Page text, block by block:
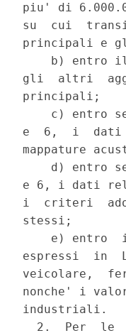
piu' di
su  cui
principali e
b) entro
gli  altri
principali;
c) entro
e  6,  i  dati
mappature
d) entro
e 6, i dati
i  criteri
stessi;
e) entro
espressi  in
veicolare,
nonche' i
industriali.
2.  Per  le